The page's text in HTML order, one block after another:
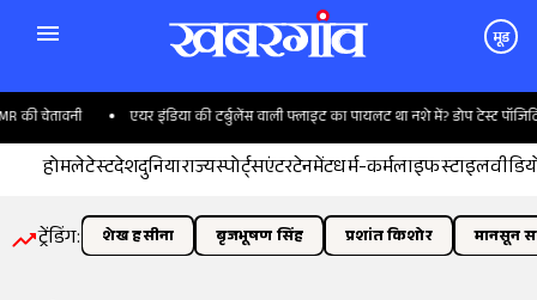
मूड
चेतावनी एयर इंडिया की टर्बुलेंस वाली फ्लाइट का पायलट था नशे में? डोप टेस्ट पॉजिटिव
होमलेटेस्टदेशदुनियाराज्यस्पोर्ट्सएंटरटेनमेंटधर्म-कर्मलाइफस्टाइल
ट्रेंडिंग: शेख हसीना बृजभूषण सिंह प्रशांत किशोर मानसून